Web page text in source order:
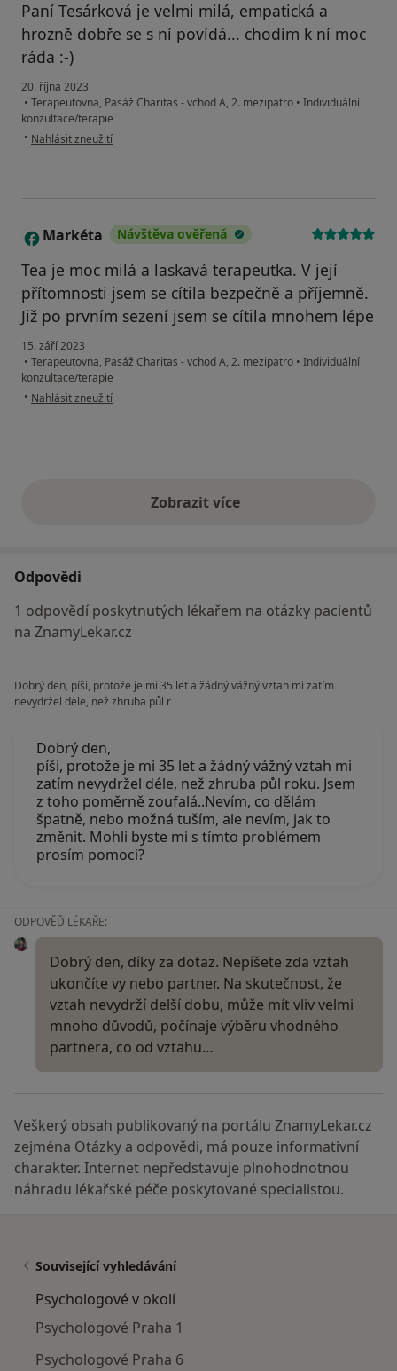
Paní Tesárková je velmi milá, empatická a
hrozně dobře se s ní povídá... chodím k ní moc
ráda :-)
20. října 2023
• Terapeutovna, Pasáž Charitas - vchod A, 2. mezipatro • Individuální
konzultace/terapie
• podle názoru uživatele Lenka
Nahlásit zneužití
M Markéta Návštěva ověřená
Tea je moc milá a laskavá terapeutka. V její
přítomnosti jsem se cítila bezpečně a příjemně.
Již po prvním sezení jsem se cítila mnohem lépe
15. září 2023
• Terapeutovna, Pasáž Charitas - vchod A, 2. mezipatro • Individuální
konzultace/terapie
• podle názoru uživatele Markéta
Nahlásit zneužití
Zobrazit vícevýše uvedené názory
Odpovědi
1 odpovědí poskytnutých lékařem na otázky pacientů
na ZnamyLekar.cz
Dobrý den, píši, protože je mi 35 let a žádný vážný vztah mi zatím
nevydržel déle, než zhruba půl r
Dobrý den,
píši, protože je mi 35 let a žádný vážný vztah mi
zatím nevydržel déle, než zhruba půl roku. Jsem
z toho poměrně zoufalá..Nevím, co dělám
špatně, nebo možná tuším, ale nevím, jak to
změnit. Mohli byste mi s tímto problémem
prosím pomoci?
ODPOVĚĎ LÉKAŘE:
Dobrý den, díky za dotaz. Nepíšete zda vztah
ukončíte vy nebo partner. Na skutečnost, že
vztah nevydrží delší dobu, může mít vliv velmi
mnoho důvodů, počínaje výběru vhodného
partnera, co od vztahu…
Veškerý obsah publikovaný na portálu ZnamyLekar.cz
zejména Otázky a odpovědi, má pouze informativní
charakter. Internet nepředstavuje plnohodnotnou
náhradu lékařské péče poskytované specialistou.
Související vyhledávání
Psychologové v okolí
Psychologové Praha 1
Psychologové Praha 6